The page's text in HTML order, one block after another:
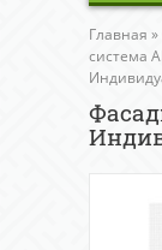
Главная »
система